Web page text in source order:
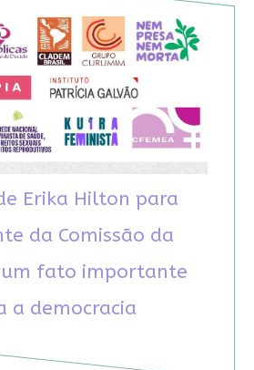
Erika Hilton para
da Comissão da
fato importante
a democracia